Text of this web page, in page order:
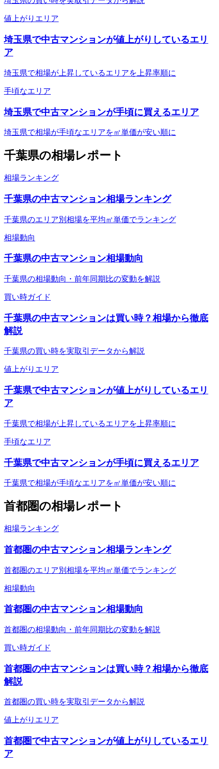
値上がりエリア
埼玉県で中古マンションが値上がりしているエリ
ア
埼玉県で相場が上昇しているエリアを上昇率順に
手頃なエリア
埼玉県で中古マンションが手頃に買えるエリア
埼玉県で相場が手頃なエリアを㎡単価が安い順に
千葉県の相場レポート
相場ランキング
千葉県の中古マンション相場ランキング
千葉県のエリア別相場を平均㎡単価でランキング
相場動向
千葉県の中古マンション相場動向
千葉県の相場動向・前年同期比の変動を解説
買い時ガイド
千葉県の中古マンションは買い時？相場から徹底
解説
千葉県の買い時を実取引データから解説
値上がりエリア
千葉県で中古マンションが値上がりしているエリ
ア
千葉県で相場が上昇しているエリアを上昇率順に
手頃なエリア
千葉県で中古マンションが手頃に買えるエリア
千葉県で相場が手頃なエリアを㎡単価が安い順に
首都圏の相場レポート
相場ランキング
首都圏の中古マンション相場ランキング
首都圏のエリア別相場を平均㎡単価でランキング
相場動向
首都圏の中古マンション相場動向
首都圏の相場動向・前年同期比の変動を解説
買い時ガイド
首都圏の中古マンションは買い時？相場から徹底
解説
首都圏の買い時を実取引データから解説
値上がりエリア
首都圏で中古マンションが値上がりしているエリ
ア